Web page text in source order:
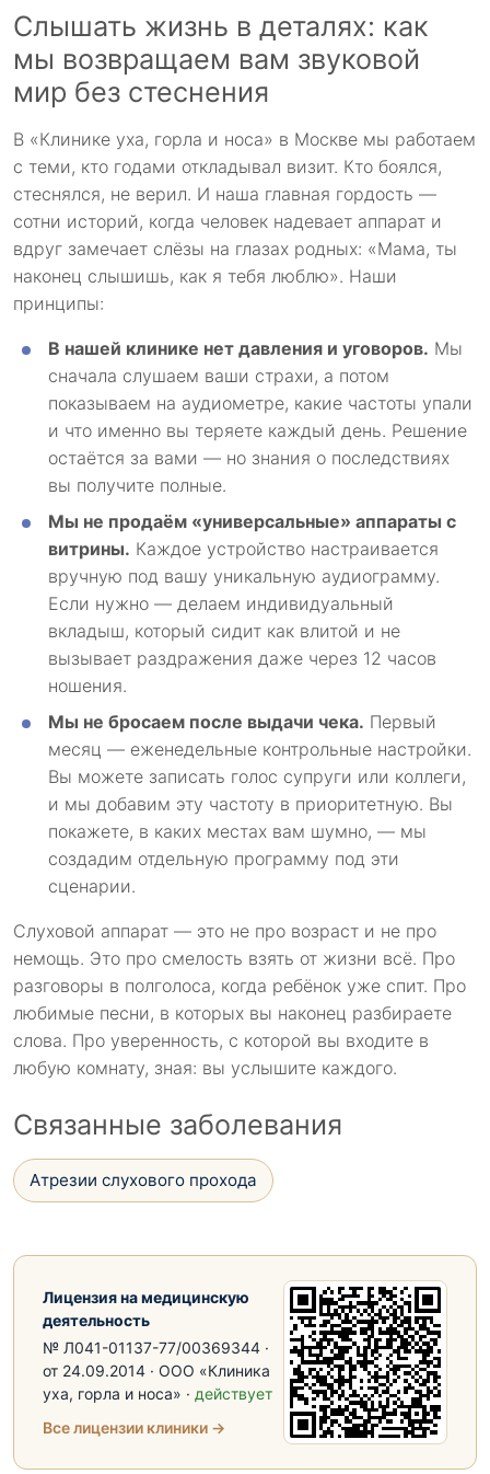
Слышать жизнь в деталях: как
мы возвращаем вам звуковой
мир без стеснения
В «Клинике уха, горла и носа» в Москве мы работаем
с теми, кто годами откладывал визит. Кто боялся,
стеснялся, не верил. И наша главная гордость —
сотни историй, когда человек надевает аппарат и
вдруг замечает слёзы на глазах родных: «Мама, ты
наконец слышишь, как я тебя люблю». Наши
принципы:
В нашей клинике нет давления и уговоров. Мы
сначала слушаем ваши страхи, а потом
показываем на аудиометре, какие частоты упали
и что именно вы теряете каждый день. Решение
остаётся за вами — но знания о последствиях
вы получите полные.
Мы не продаём «универсальные» аппараты с
витрины. Каждое устройство настраивается
вручную под вашу уникальную аудиограмму.
Если нужно — делаем индивидуальный
вкладыш, который сидит как влитой и не
вызывает раздражения даже через 12 часов
ношения.
Мы не бросаем после выдачи чека. Первый
месяц — еженедельные контрольные настройки.
Вы можете записать голос супруги или коллеги,
и мы добавим эту частоту в приоритетную. Вы
покажете, в каких местах вам шумно, — мы
создадим отдельную программу под эти
сценарии.
Слуховой аппарат — это не про возраст и не про
немощь. Это про смелость взять от жизни всё. Про
разговоры в полголоса, когда ребёнок уже спит. Про
любимые песни, в которых вы наконец разбираете
слова. Про уверенность, с которой вы входите в
любую комнату, зная: вы услышите каждого.
Связанные заболевания
Атрезии слухового прохода
Лицензия на медицинскую
деятельность
№ Л041-01137-77/00369344 ·
от 24.09.2014 · ООО «Клиника
уха, горла и носа» · действует
Все лицензии клиники →